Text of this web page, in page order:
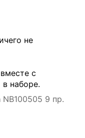
не
с
наборе.
9 пр.